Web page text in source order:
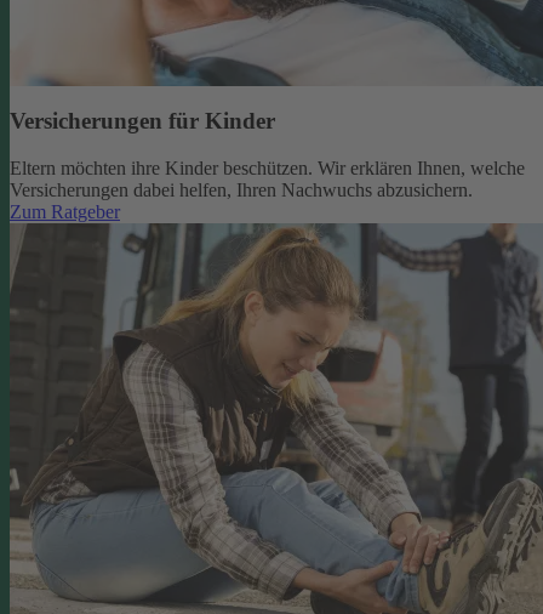
Versicherungen für Kinder
Eltern möchten ihre Kinder beschützen. Wir erklären Ihnen, welche
Versicherungen dabei helfen, Ihren Nachwuchs abzusichern.
Zum Ratgeber